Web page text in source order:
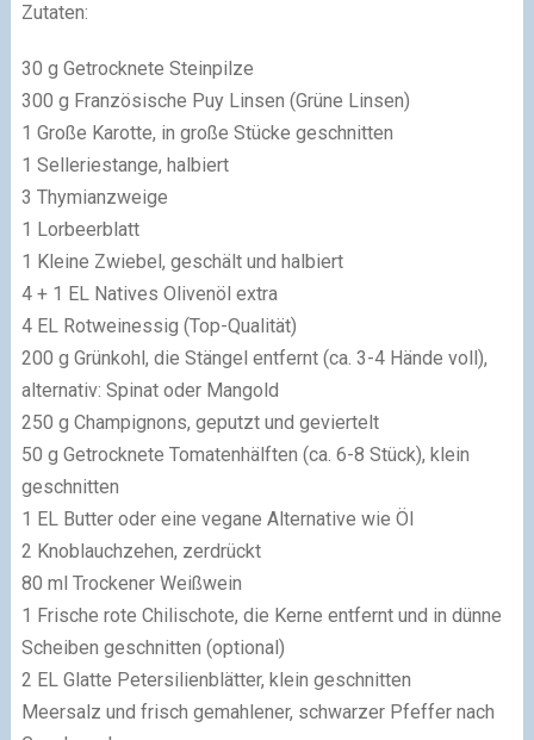
Zutaten:
30 g Getrocknete Steinpilze
300 g Französische Puy Linsen (Grüne Linsen)
1 Große Karotte, in große Stücke geschnitten
1 Selleriestange, halbiert
3 Thymianzweige
1 Lorbeerblatt
1 Kleine Zwiebel, geschält und halbiert
4 + 1 EL Natives Olivenöl extra
4 EL Rotweinessig (Top-Qualität)
200 g Grünkohl, die Stängel entfernt (ca. 3-4 Hände voll),
alternativ: Spinat oder Mangold
250 g Champignons, geputzt und geviertelt
50 g Getrocknete Tomatenhälften (ca. 6-8 Stück), klein
geschnitten
1 EL Butter oder eine vegane Alternative wie Öl
2 Knoblauchzehen, zerdrückt
80 ml Trockener Weißwein
1 Frische rote Chilischote, die Kerne entfernt und in dünne
Scheiben geschnitten (optional)
2 EL Glatte Petersilienblätter, klein geschnitten
Meersalz und frisch gemahlener, schwarzer Pfeffer nach